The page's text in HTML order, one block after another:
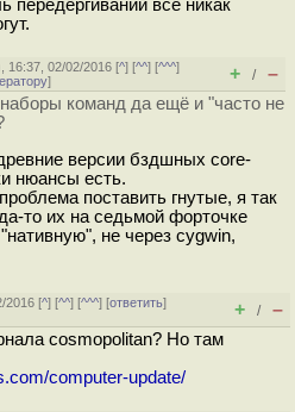
передёргиваний всё никак
16:37, 02/02/2016 [^] [^^] [^^^]
] + / –
команд да ещё и "часто не
версии бздшных core-
нюансы есть.
поставить гнутые, я так
то их на седьмой форточке
не через cygwin,
2016 [^] [^^] [^^^] [ответить]
+ / –
cosmopolitan? Но там
computer-update/